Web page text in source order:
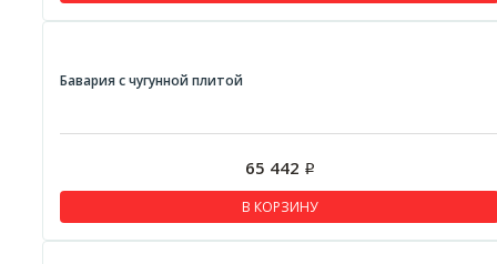
Бавария с чугунной плитой
65 442 Р
В КОРЗИНУ